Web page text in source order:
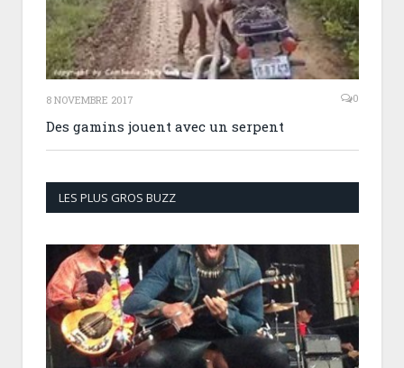
8 NOVEMBRE 2017 0
Des gamins jouent avec un serpent
LES PLUS GROS BUZZ